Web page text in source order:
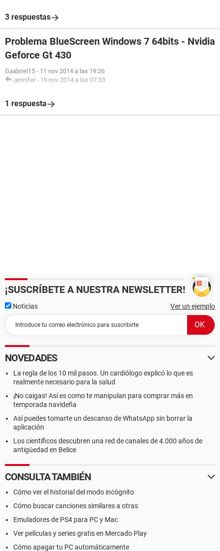
3 respuestas
Problema BlueScreen Windows 7 64bits - Nvidia
Geforce Gt 430
Gaabriel15 - 11 nov 2014 a las 19:26
jennifer - 19 nov 2014 a las 07:33
1 respuesta
¡SUSCRÍBETE A NUESTRA NEWSLETTER!
Noticias Ver un ejemplo
NOVEDADES
La regla de los 10 mil pasos. Un cardiólogo explicó lo que es
realmente necesario para la salud
¡No caigas! Así es como te manipulan para comprar más en
temporada navideña
Así puedes tomarte un descanso de WhatsApp sin borrar la
aplicación
Los científicos descubren una red de canales de 4.000 años de
antigüedad en Belice
CONSULTA TAMBIÉN
Cómo ver el historial del modo incógnito
Cómo buscar canciones similares a otras
Emuladores de PS4 para PC y Mac
Ver películas y series gratis en Mercado Play
Cómo apagar tu PC automáticamente